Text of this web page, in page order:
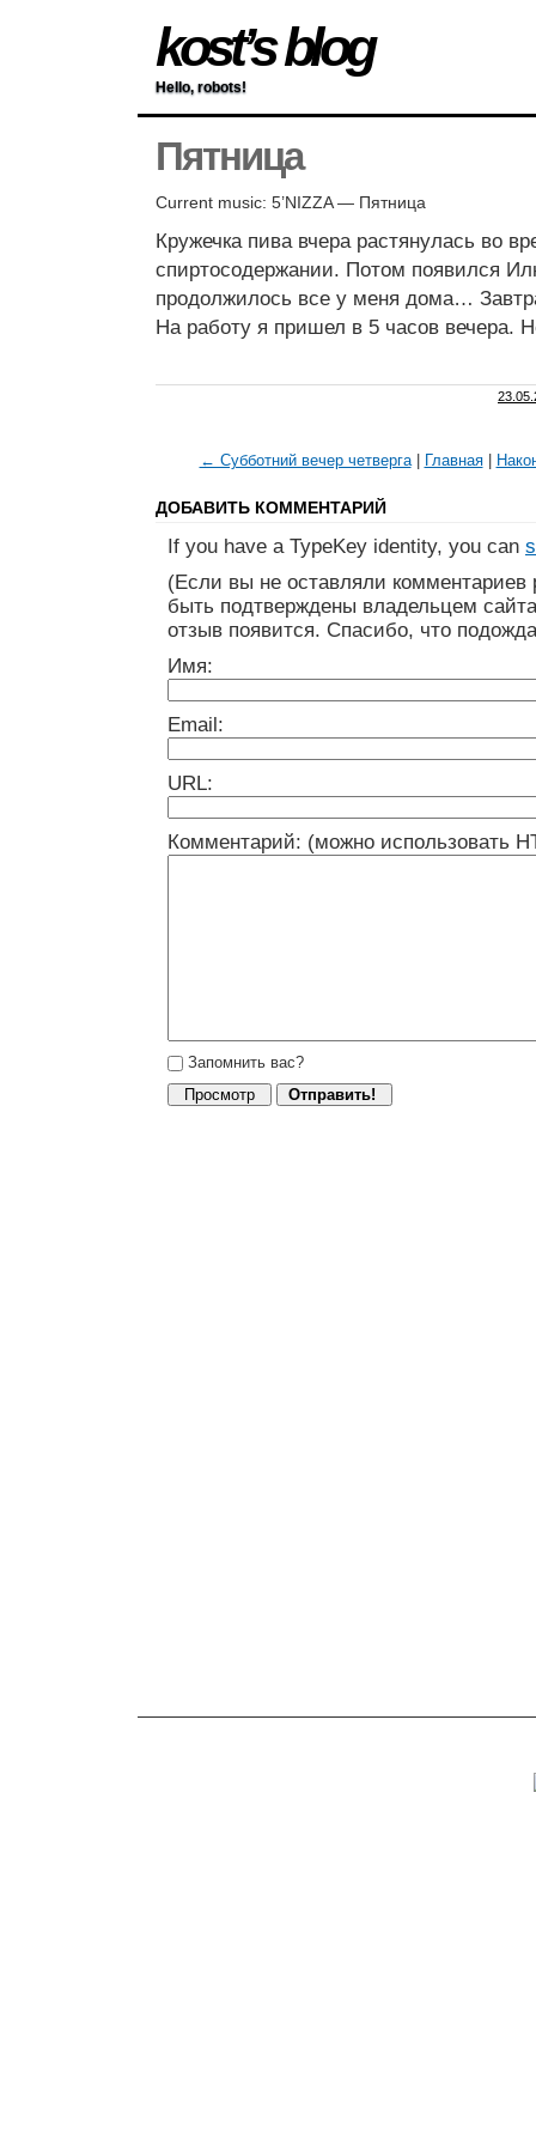
kost’s blog
Hello, robots!
Пятница
Current music: 5’NIZZA — Пятница
Кружечка пива вчера растянулась во
спиртосодержании. Потом появился
продолжилось все у меня дома…
На работу я пришел в 5 часов вечера.
← Субботний вечер четверга| Главная|
ДОБАВИТЬ КОММЕНТАРИЙ
If you have a TypeKey identity, you can
(Если вы не оставляли
быть подтверждены владельцем
отзыв появится. Спасибо, что
Имя:
Email:
URL:
Комментарий: (можно использовать
Запомнить вас?